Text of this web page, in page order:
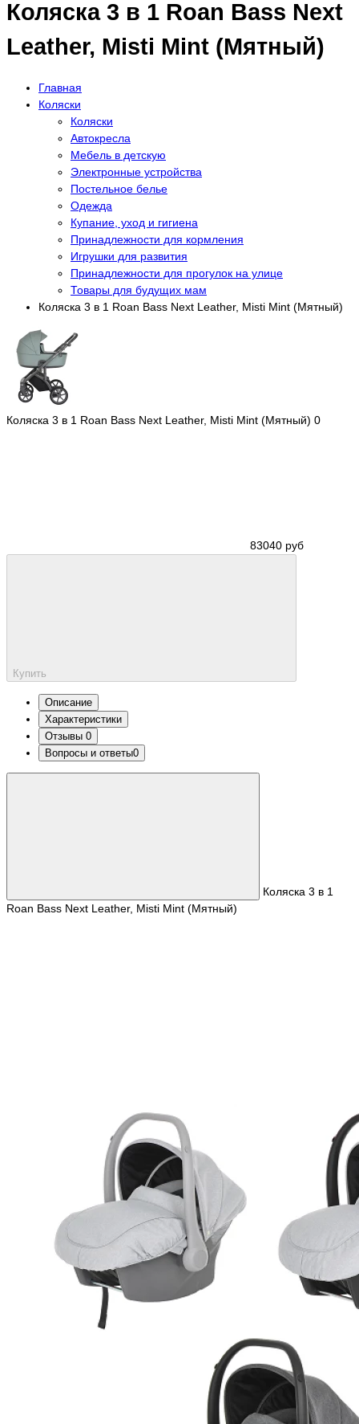
Коляска 3 в 1 Roan Bass Next
Leather, Misti Mint (Мятный)
Главная
Коляски
Коляски
Автокресла
Мебель в детскую
Электронные устройства
Постельное белье
Одежда
Купание, уход и гигиена
Принадлежности для кормления
Игрушки для развития
Принадлежности для прогулок на улице
Товары для будущих мам
Коляска 3 в 1 Roan Bass Next Leather, Misti Mint (Мятный)
Коляска 3 в 1 Roan Bass Next Leather, Misti Mint (Мятный) 0
83040 руб
Купить
Описание
Характеристики
Отзывы 0
Вопросы и ответы0
Коляска 3 в 1
Roan Bass Next Leather, Misti Mint (Мятный)